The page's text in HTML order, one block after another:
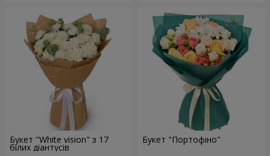
Букет "White vision" з 17
білих діантусів
Букет "Портофіно"